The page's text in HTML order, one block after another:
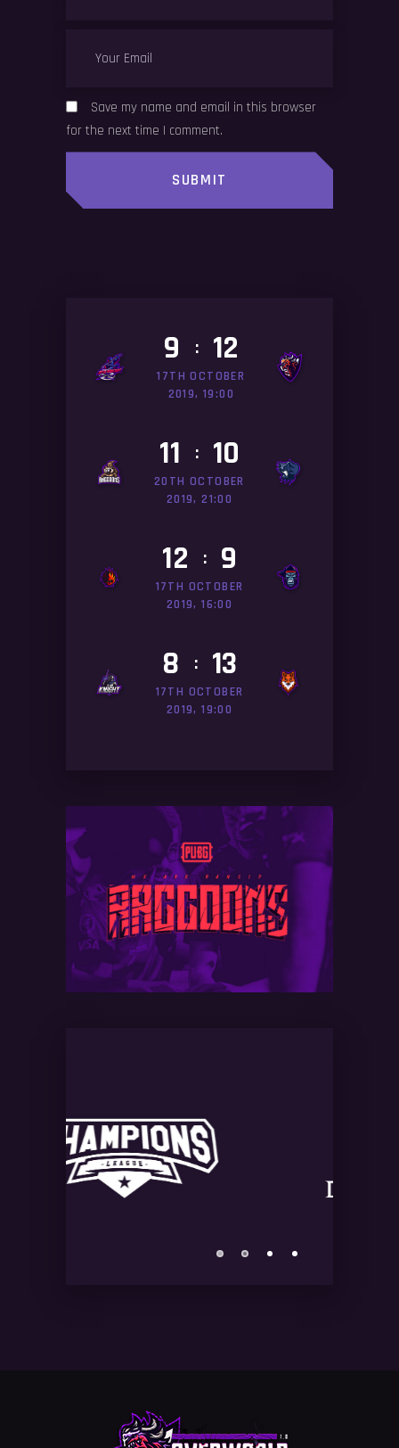
Save my name and email in this browser
for the next time I comment.
SUBMIT
9 : 12
17TH OCTOBER
2019, 19:00
11 : 10
20TH OCTOBER
2019, 21:00
12 : 9
17TH OCTOBER
2019, 16:00
8 : 13
17TH OCTOBER
2019, 19:00